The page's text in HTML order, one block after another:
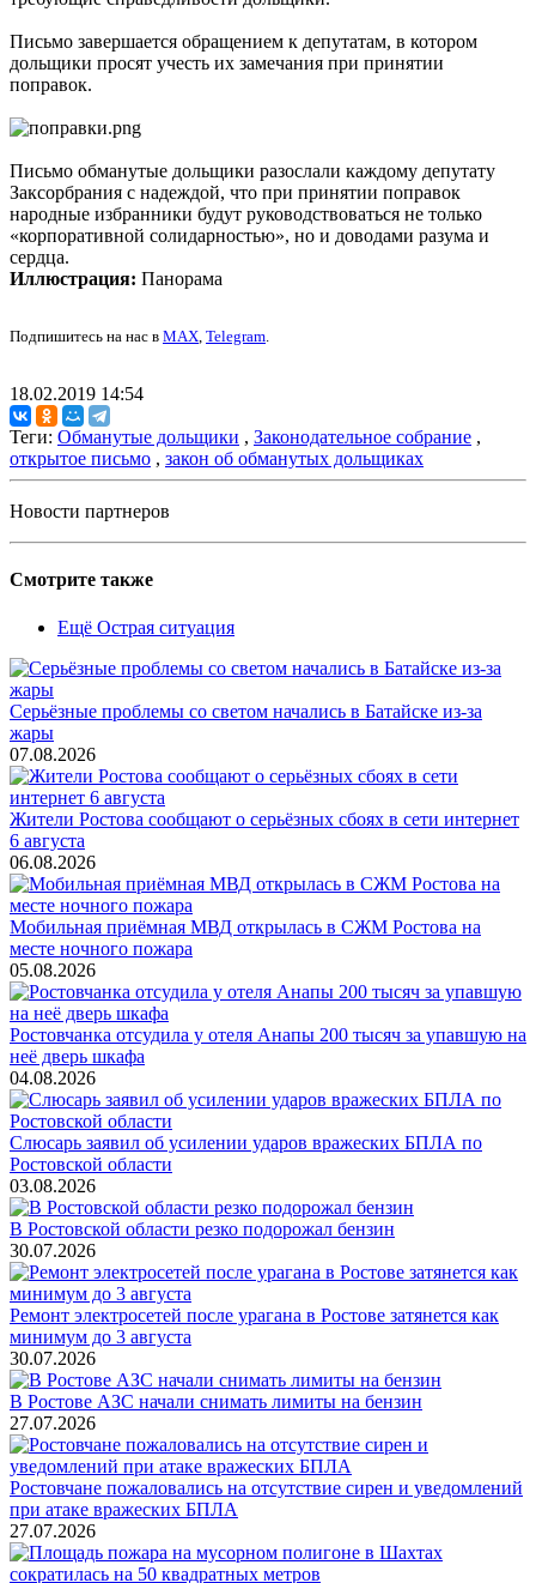
Письмо завершается обращением к депутатам, в котором
дольщики просят учесть их замечания при принятии
поправок.
Письмо обманутые дольщики разослали каждому депутату
Заксорбрания с надеждой, что при принятии поправок
народные избранники будут руководствоваться не только
«корпоративной солидарностью», но и доводами разума и
сердца.
Иллюстрация: Панорама
Подпишитесь на нас в MAX, Telegram.
18.02.2019 14:54
Теги: Обманутые дольщики , Законодательное собрание ,
открытое письмо , закон об обманутых дольщиках
Новости партнеров
Смотрите также
Ещё Острая ситуация
Серьёзные проблемы со светом начались в Батайске из-за
жары
07.08.2026
Жители Ростова сообщают о серьёзных сбоях в сети интернет
6 августа
06.08.2026
Мобильная приёмная МВД открылась в СЖМ Ростова на
месте ночного пожара
05.08.2026
Ростовчанка отсудила у отеля Анапы 200 тысяч за упавшую на
неё дверь шкафа
04.08.2026
Слюсарь заявил об усилении ударов вражеских БПЛА по
Ростовской области
03.08.2026
В Ростовской области резко подорожал бензин
30.07.2026
Ремонт электросетей после урагана в Ростове затянется как
минимум до 3 августа
30.07.2026
В Ростове АЗС начали снимать лимиты на бензин
27.07.2026
Ростовчане пожаловались на отсутствие сирен и уведомлений
при атаке вражеских БПЛА
27.07.2026